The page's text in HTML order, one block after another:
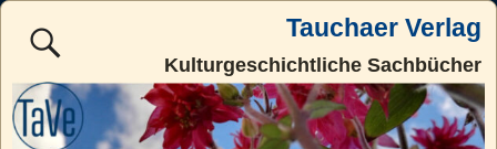
Tauchaer Verlag
Kulturgeschichtliche Sachbücher